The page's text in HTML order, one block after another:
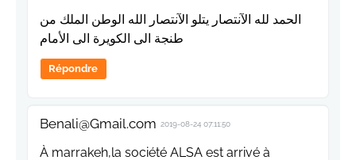
الحمد لله الآنتصار يتلو الآنتصار الله الوطن الملك من
طنجة الى الكويرة الى الأمام
Répondre
Benali@Gmail.com 2019-08-24 07:11:50
À marrakeh,la société ALSA est arrivé à